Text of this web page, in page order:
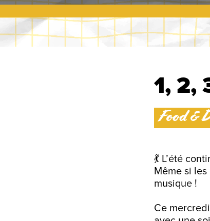
1, 2,
Food &
💃 L’été
Même si
musique !
Ce